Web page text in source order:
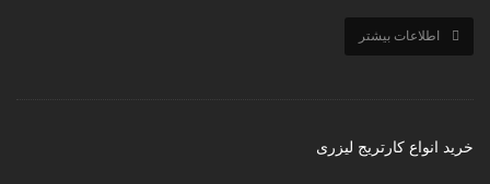
اطلاعات بیشتر
خرید انواع کارتریج لیزری